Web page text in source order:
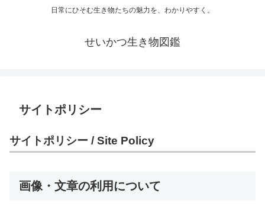
日常にひそむ生き物たちの魅力を、わかりやすく。
せいかつ生き物図鑑
サイトポリシー
サイトポリシー / Site Policy
画像・文章の利用について